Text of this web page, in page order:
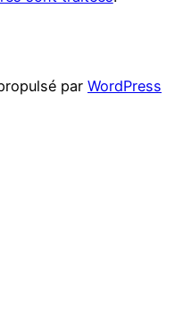
par WordPress